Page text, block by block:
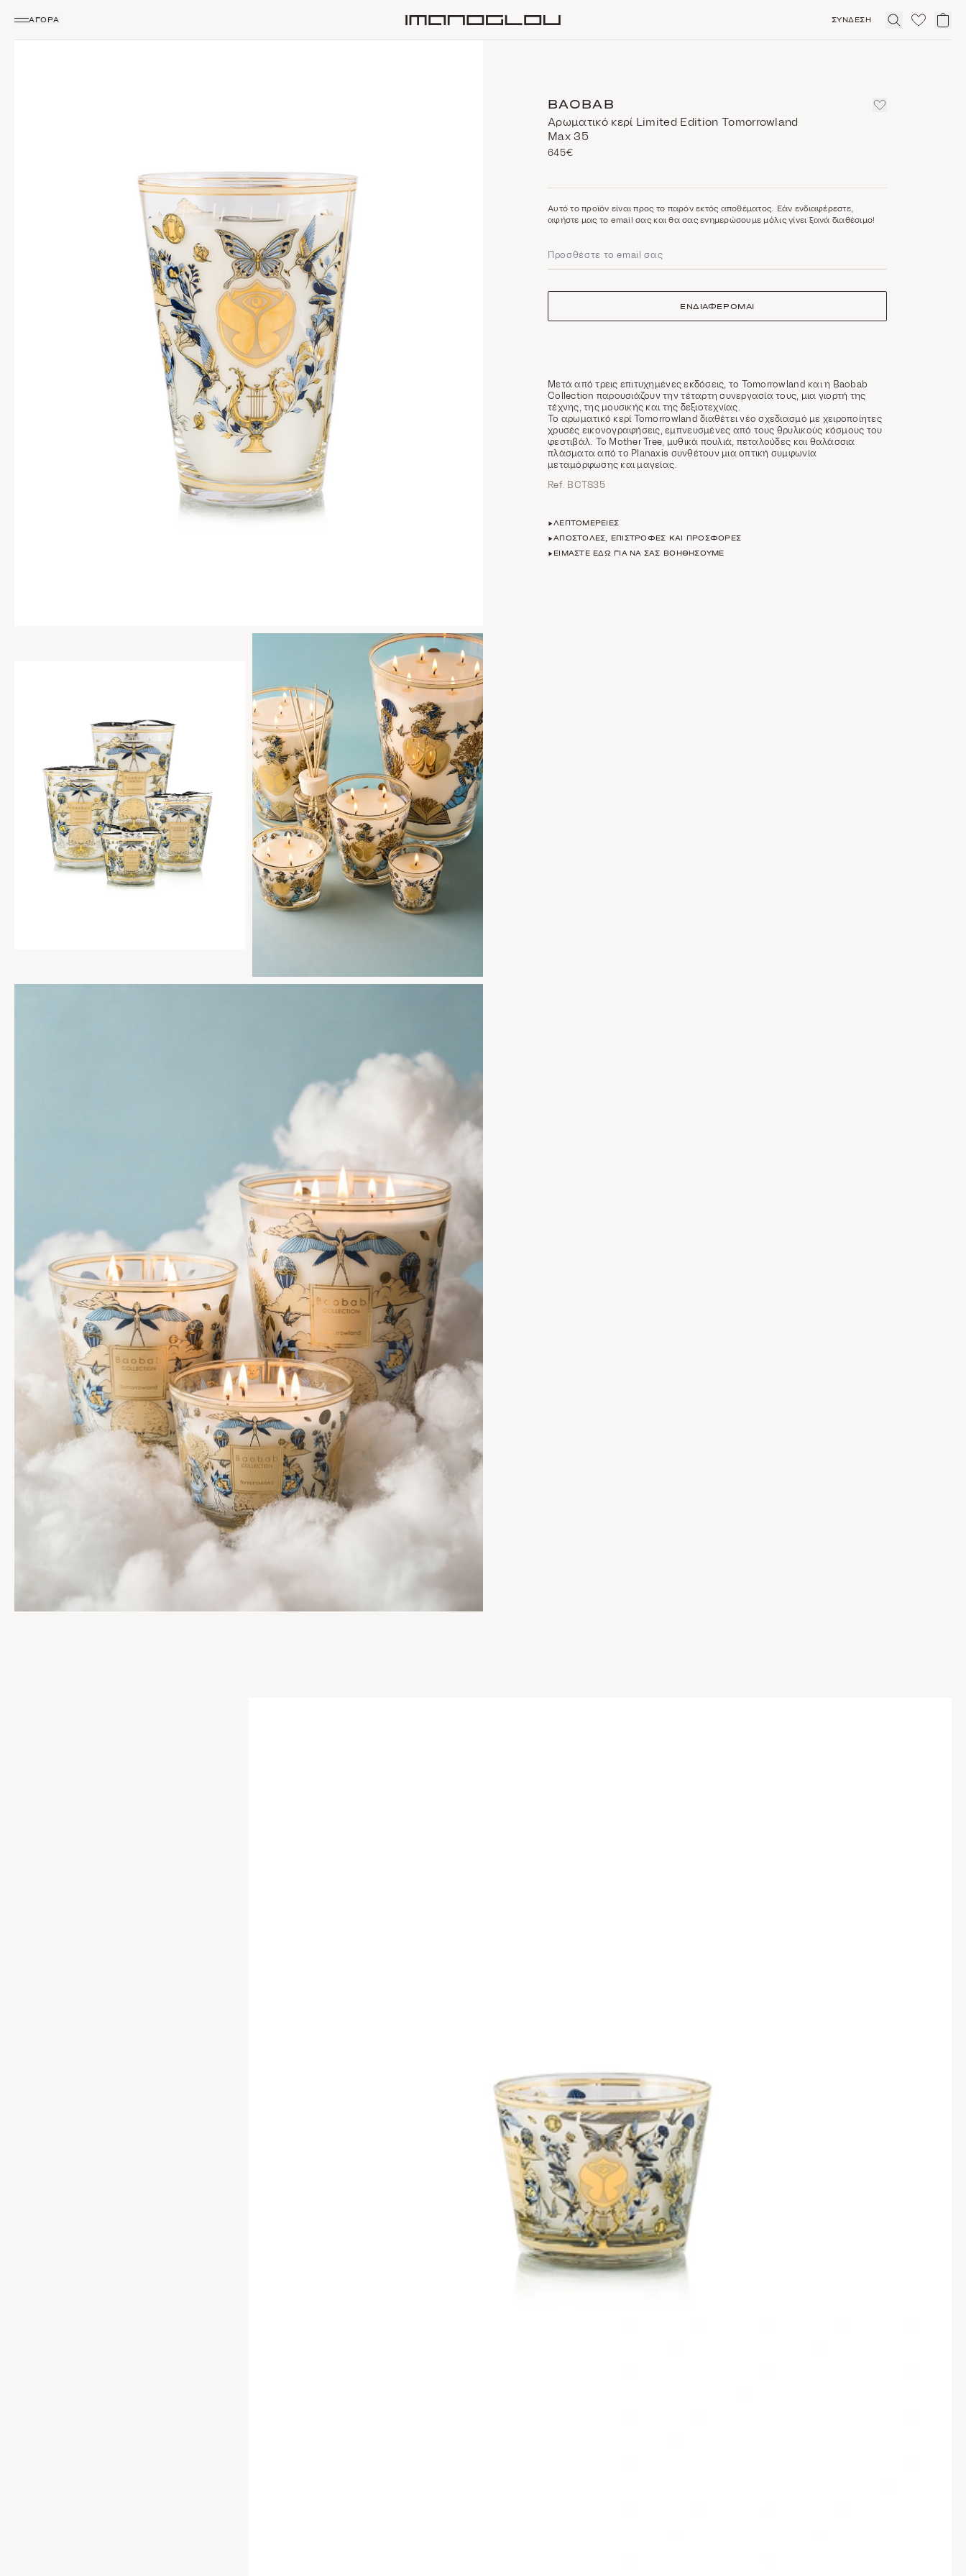
ΑΓΟΡΆ ΣΎΝΔΕΣΗ
Click
BAOBAB
Αρωματικό κερί Limited Edition Tomorrowland
Max 35
645€
Αυτό το προϊόν είναι προς το παρόν εκτός αποθέματος. Εάν ενδιαφέρεστε,
αφήστε μας το email σας και θα σας ενημερώσουμε μόλις γίνει ξανά διαθέσιμο!
ΕΝΔΙΑΦΕΡΟΜΑΙ
Μετά από τρεις επιτυχημένες εκδόσεις, το Tomorrowland και η Baobab
Collection παρουσιάζουν την τέταρτη συνεργασία τους, μια γιορτή της
τέχνης, της μουσικής και της δεξιοτεχνίας.
Το αρωματικό κερί Tomorrowland διαθέτει νέο σχεδιασμό με χειροποίητες
χρυσές εικονογραφήσεις, εμπνευσμένες από τους θρυλικούς κόσμους του
φεστιβάλ. Το Mother Tree, μυθικά πουλιά, πεταλούδες και θαλάσσια
πλάσματα από το Planaxis συνθέτουν μια οπτική συμφωνία
μεταμόρφωσης και μαγείας.
Ref. BCTS35
ΛΕΠΤΟΜΈΡΕΙΕΣ
ΑΠΟΣΤΟΛΈΣ, ΕΠΙΣΤΡΟΦΈΣ ΚΑΙ ΠΡΟΣΦΟΡΈΣ
ΕΊΜΑΣΤΕ ΕΔΏ ΓΙΑ ΝΑ ΣΑΣ ΒΟΗΘΉΣΟΥΜΕ